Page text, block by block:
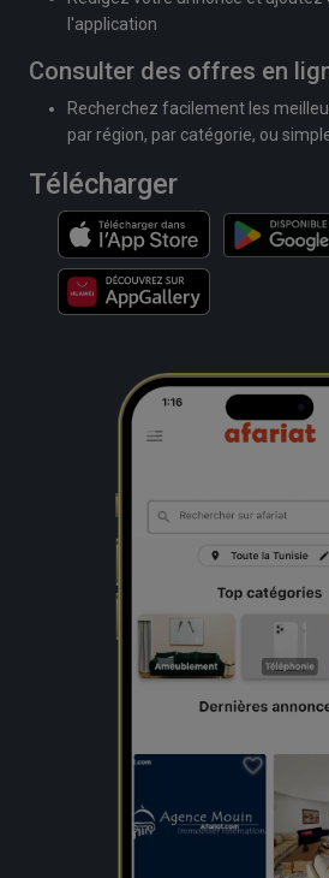
l'application
Consulter des offres en
Recherchez facilement les
par région, par catégorie, ou
Télécharger